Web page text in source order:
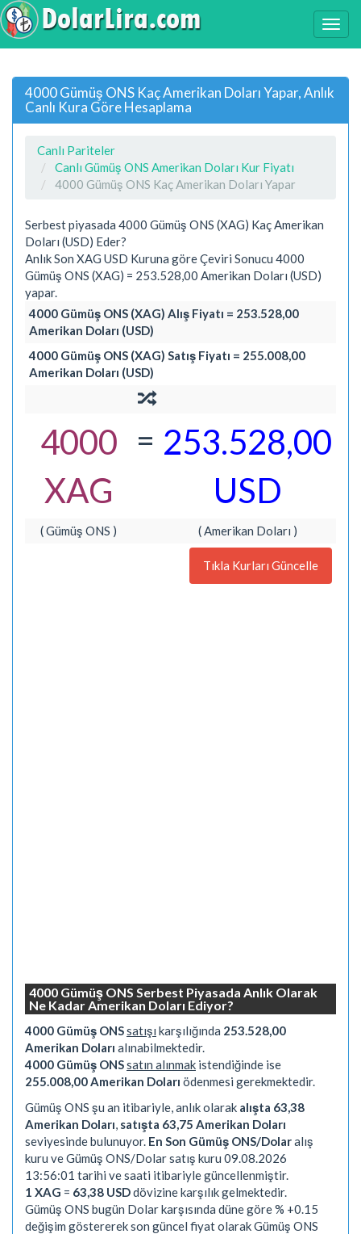
4000 Gümüş ONS Kaç Amerikan Doları Yapar, Anlık
Canlı Kura Göre Hesaplama
Canlı Pariteler
Canlı Gümüş ONS Amerikan Doları Kur Fiyatı
4000 Gümüş ONS Kaç Amerikan Doları Yapar
Serbest piyasada 4000 Gümüş ONS (XAG) Kaç Amerikan
Doları (USD) Eder?
Anlık Son XAG USD Kuruna göre Çeviri Sonucu 4000
Gümüş ONS (XAG) = 253.528,00 Amerikan Doları (USD)
yapar.
4000 Gümüş ONS (XAG) Alış Fiyatı = 253.528,00
Amerikan Doları (USD)
4000 Gümüş ONS (XAG) Satış Fiyatı = 255.008,00
Amerikan Doları (USD)
4000
XAG
= 253.528,00
USD
( Gümüş ONS ) ( Amerikan Doları )
Tıkla Kurları Güncelle
4000 Gümüş ONS Serbest Piyasada Anlık Olarak
Ne Kadar Amerikan Doları Ediyor?
4000 Gümüş ONSsatışı karşılığında 253.528,00
Amerikan Doları alınabilmektedir.
4000 Gümüş ONSsatın alınmak istendiğinde ise
255.008,00 Amerikan Doları ödenmesi gerekmektedir.
Gümüş ONS şu an itibariyle, anlık olarak alışta 63,38
Amerikan Doları satışta 63,75 Amerikan Doları
seviyesinde bulunuyor. En Son Gümüş ONS/Dolaralış
kuru ve Gümüş ONS/Dolar satış kuru 09.08.2026
13:56:01 tarihi ve saati itibariyle güncellenmiştir.
1 XAG = 63,38 USDdövizine karşılık gelmektedir.
Gümüş ONS bugün Dolar karşısında düne göre % +0.15
değişim göstererek son güncel fiyat olarak Gümüş ONS